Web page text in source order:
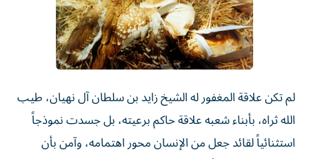
لم تكن علاقة المغفور له الشيخ زايد بن سلطان آل نهيان، طيب
الله ثراه، بأبناء شعبه علاقة حاكم برعيته، بل جسدت نموذجاً
استثنائياً لقائد جعل من الإنسان محور اهتمامه، وآمن بأن